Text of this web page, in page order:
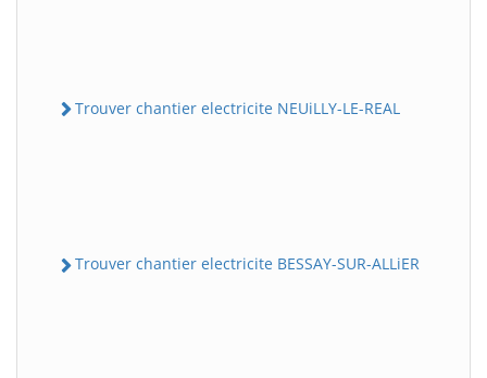
Trouver chantier electricite NEUiLLY-LE-REAL
Trouver chantier electricite BESSAY-SUR-ALLiER